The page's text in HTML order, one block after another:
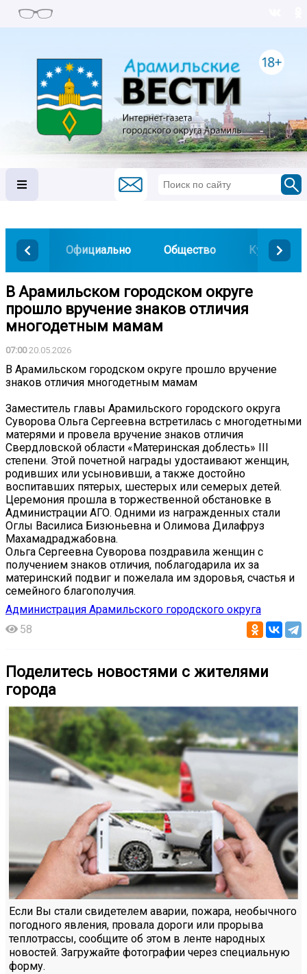
Официально Общество Культура
В Арамильском городском округе
прошло вручение знаков отличия
многодетным мамам
07:0020.05.2026
В Арамильском городском округе прошло вручение
знаков отличия многодетным мамам
Заместитель главы Арамильского городского округа
Суворова Ольга Сергеевна встретилась с многодетными
матерями и провела вручение знаков отличия
Свердловской области «Материнская доблесть» III
степени. Этой почетной награды удостаивают женщин,
родивших или усыновивши, а также достойно
воспитавших пятерых, шестерых или семерых детей.
Церемония прошла в торжественной обстановке в
Администрации АГО. Одними из награжденных стали
Оглы Василиса Бизюньевна и Олимова Дилафруз
Махамадраджабовна.
Ольга Сергеевна Суворова поздравила женщин с
получением знаков отличия, поблагодарила их за
материнский подвиг и пожелала им здоровья, счастья и
семейного благополучия.
Администрация Арамильского городского округа
58
Поделитесь новостями с жителями
города
Если Вы стали свидетелем аварии, пожара, необычного
погодного явления, провала дороги или прорыва
теплотрассы, сообщите об этом в ленте народных
новостей. Загружайте фотографии через специальную
форму.